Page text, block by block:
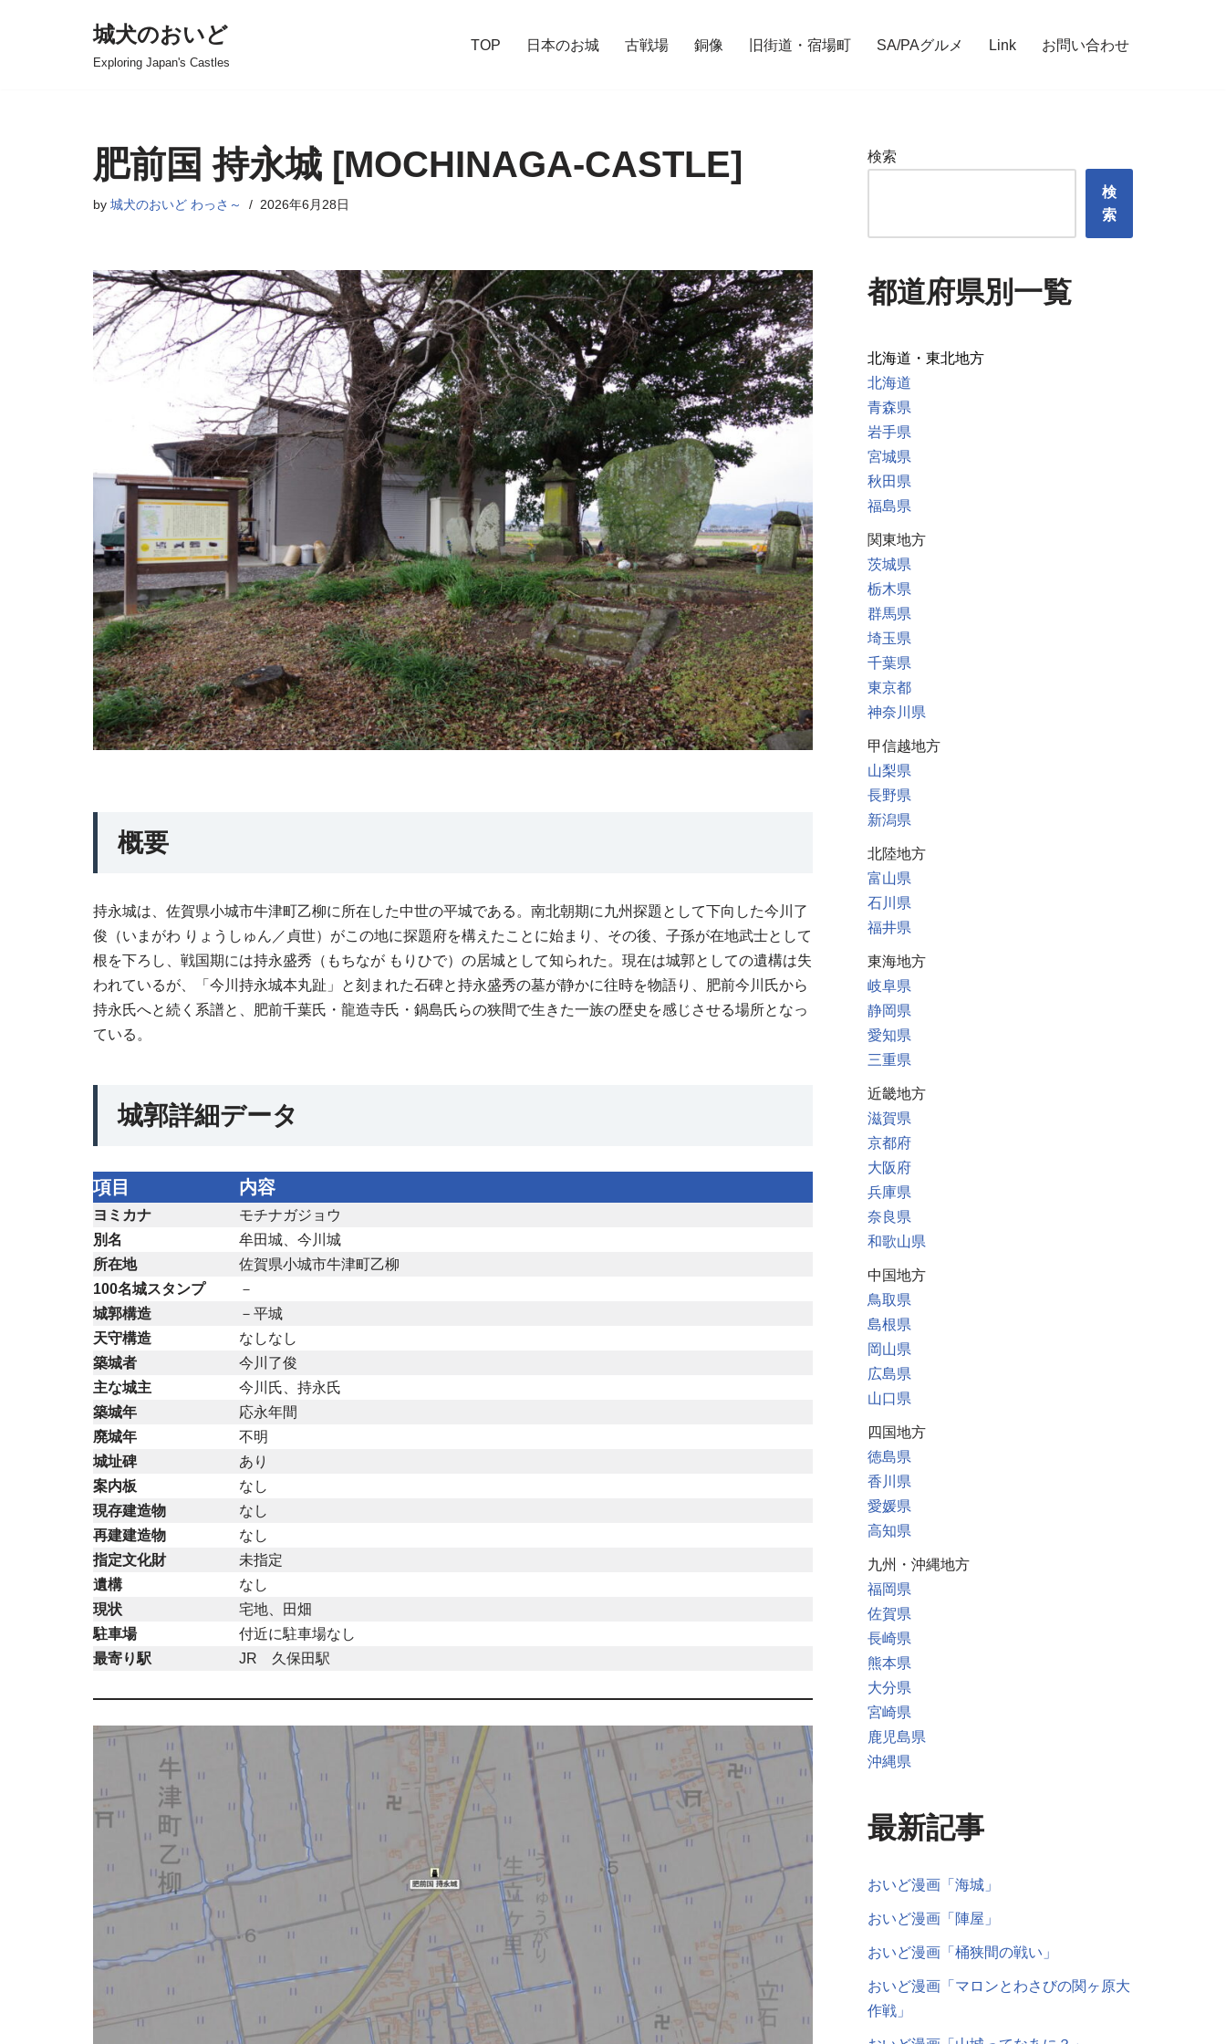
城犬のおいど
Exploring Japan's Castles
TOP 日本のお城 古戦場 銅像 旧街道・宿場町 SA/PAグルメ Link お問い合わせ
肥前国 持永城 [MOCHINAGA-CASTLE]
by 城犬のおいど わっさ～ 2026年6月28日
概要
持永城は、佐賀県小城市牛津町乙柳に所在した中世の平城である。南北朝期に九州探題として下向した今川了
俊（いまがわ りょうしゅん／貞世）がこの地に探題府を構えたことに始まり、その後、子孫が在地武士として
根を下ろし、戦国期には持永盛秀（もちなが もりひで）の居城として知られた。現在は城郭としての遺構は失
われているが、「今川持永城本丸趾」と刻まれた石碑と持永盛秀の墓が静かに往時を物語り、肥前今川氏から
持永氏へと続く系譜と、肥前千葉氏・龍造寺氏・鍋島氏らの狭間で生きた一族の歴史を感じさせる場所となっ
ている。
城郭詳細データ
項目 内容
ヨミカナ
モチナガジョウ
別名
牟田城、今川城
所在地
佐賀県小城市牛津町乙柳
100名城スタンプ
－
城郭構造
－平城
天守構造
なしなし
築城者
今川了俊
主な城主
今川氏、持永氏
築城年
応永年間
廃城年
不明
城址碑
あり
案内板
なし
現存建造物
なし
再建建造物
なし
指定文化財
未指定
遺構
なし
現状
宅地、田畑
駐車場
付近に駐車場なし
最寄り駅
JR 久保田駅
検索
検
索
都道府県別一覧
北海道・東北地方
北海道
青森県
岩手県
宮城県
秋田県
福島県
関東地方
茨城県
栃木県
群馬県
埼玉県
千葉県
東京都
神奈川県
甲信越地方
山梨県
長野県
新潟県
北陸地方
富山県
石川県
福井県
東海地方
岐阜県
静岡県
愛知県
三重県
近畿地方
滋賀県
京都府
大阪府
兵庫県
奈良県
和歌山県
中国地方
鳥取県
島根県
岡山県
広島県
山口県
四国地方
徳島県
香川県
愛媛県
高知県
九州・沖縄地方
福岡県
佐賀県
長崎県
熊本県
大分県
宮崎県
鹿児島県
沖縄県
最新記事
おいど漫画「海城」
おいど漫画「陣屋」
おいど漫画「桶狭間の戦い」
おいど漫画「マロンとわさびの関ヶ原大
作戦」